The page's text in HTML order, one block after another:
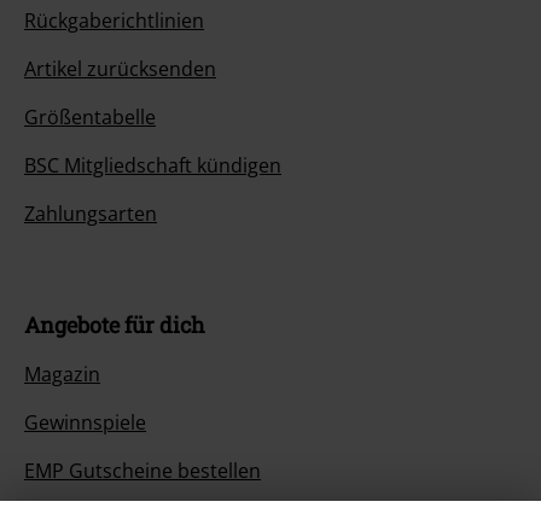
Rückgaberichtlinien
Artikel zurücksenden
Größentabelle
BSC Mitgliedschaft kündigen
Zahlungsarten
Angebote für dich
Magazin
Gewinnspiele
EMP Gutscheine bestellen